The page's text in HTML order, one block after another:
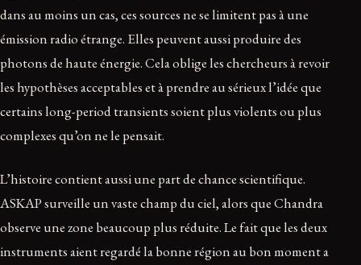
dans au moins un cas, ces sources ne se limitent pas à une
émission radio étrange. Elles peuvent aussi produire des
photons de haute énergie. Cela oblige les chercheurs à revoir
les hypothèses acceptables et à prendre au sérieux l’idée que
certains long-period transients soient plus violents ou plus
complexes qu’on ne le pensait.
L’histoire contient aussi une part de chance scientifique.
ASKAP surveille un vaste champ du ciel, alors que Chandra
observe une zone beaucoup plus réduite. Le fait que les deux
instruments aient regardé la bonne région au bon moment a